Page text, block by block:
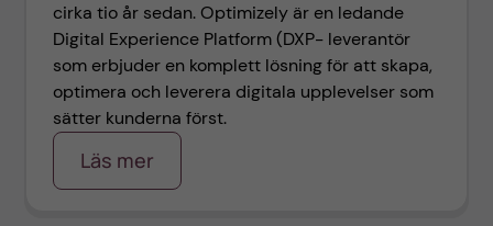
cirka tio år sedan. Optimizely är en ledande
Digital Experience Platform (DXP- leverantör
som erbjuder en komplett lösning för att skapa,
optimera och leverera digitala upplevelser som
sätter kunderna först.
Läs mer